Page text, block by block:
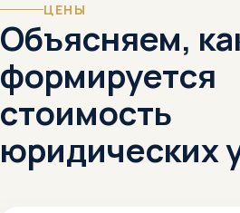
ЦЕНЫ
Объясняем,
формируется
стоимость
юридических